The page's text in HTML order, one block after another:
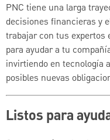
PNC tiene una larga
decisiones financieras y
trabajar con tus
para ayudar a tu
invirtiendo en tecnología
posibles nuevas
Listos para